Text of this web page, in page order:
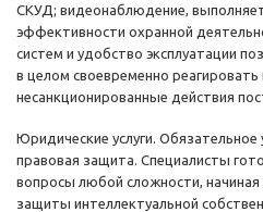
СКУД; видеонаблюдение,
эффективности охранной
систем и удобство эксплуатации
в целом своевременно
несанкционированные действия
Юридические услуги. Обязательное
правовая защита. Специалисты
вопросы любой сложности,
защиты интеллектуальной